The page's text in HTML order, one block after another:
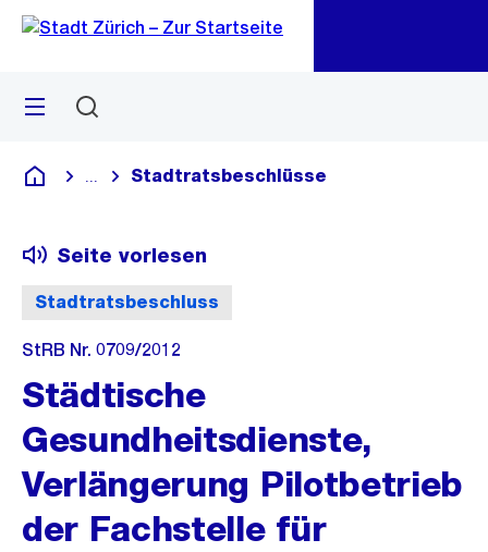
Navigation
Sprunglink
Menü
Deutsch
Blende alle Breadcrumbs ein
Stadtratsbeschlüsse
Stadtratsbeschluss
Seite vorlesen
StRB Nr. 0709/2012
Städtische
Gesundheitsdienste,
Verlängerung Pilotbetrieb
der Fachstelle für